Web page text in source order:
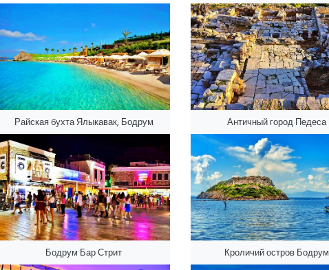
Райская бухта Ялыкавак, Бодрум Античный город Педеса
Бодрум Бар Стрит Кроличий остров Бодрум